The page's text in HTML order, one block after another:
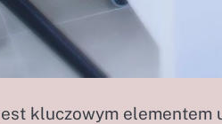
kluczowym elementem